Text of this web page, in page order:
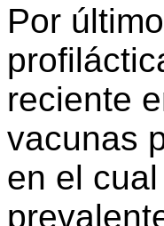
Por
reciente
vacunas
en el